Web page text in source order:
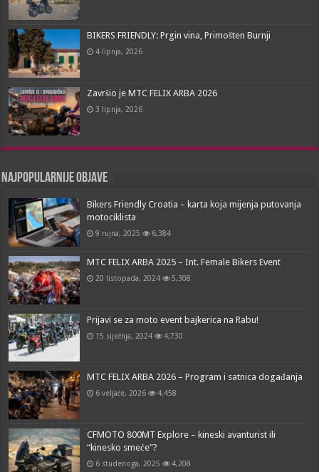
BIKERS FRIENDLY: Prgin vina, Primošten Burnji
4 lipnja, 2026
Završio je MTC FELIX ARBA 2026
3 lipnja, 2026
Najpopularnije objave
Bikers Friendly Croatia – karta koja mijenja putovanja
motociklista
9 rujna, 2025 6,384
MTC FELIX ARBA 2025 – Int. Female Bikers Event
20 listopada, 2024 5,308
Prijavi se za moto event bajkerica na Rabu!
15 siječnja, 2024 4,730
MTC FELIX ARBA 2026 – Program i satnica događanja
6 veljače, 2026 4,458
CFMOTO 800MT Explore – kineski avanturist ili
“kinesko smeće”?
6 studenoga, 2025 4,208